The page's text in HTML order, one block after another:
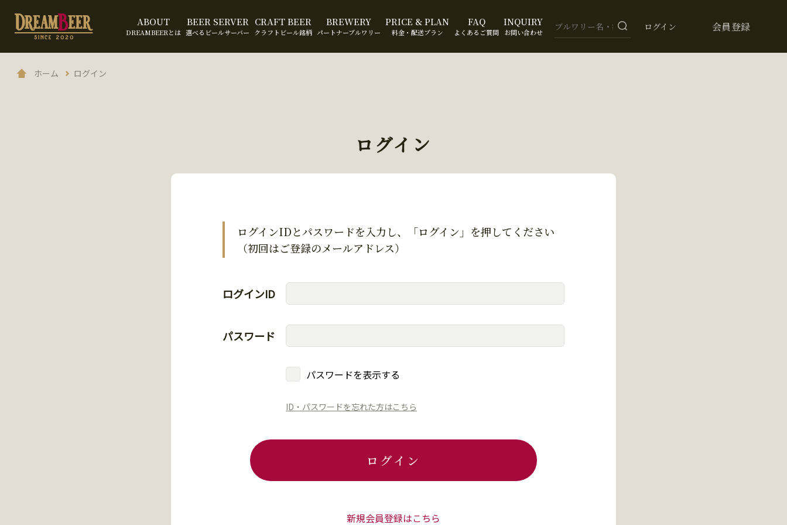
ABOUT
DREAMBEERとは
BEER SERVER
選べるビールサーバー
CRAFT BEER
クラフトビール銘柄
BREWERY
パートナーブルワリー
PRICE & PLAN
料金・配送プラン
FAQ
よくあるご質問
INQUIRY
お問い合わせ ログイン 会員登録
ホーム ログイン
ログイン
ログインIDとパスワードを入力し、「ログイン」を押してください
（初回はご登録のメールアドレス）
ログインID
パスワード
パスワードを表示する
ID・パスワードを忘れた方はこちら
ログイン
新規会員登録はこちら